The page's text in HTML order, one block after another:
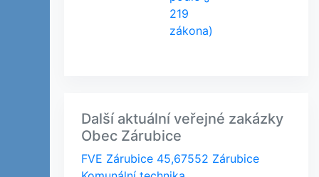
219
zákona)
Další aktuální veřejné zakázky
Obec Zárubice
FVE Zárubice 45,67552 Zárubice